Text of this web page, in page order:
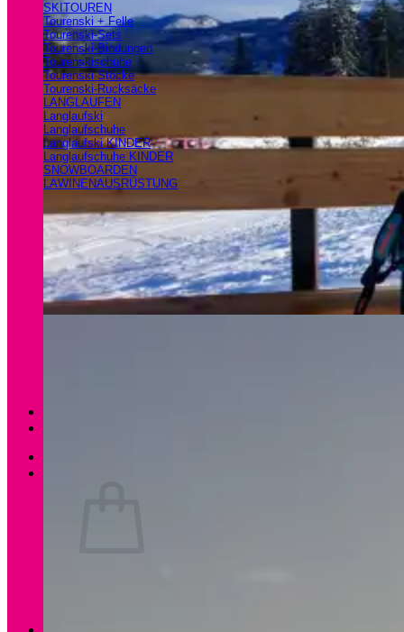
SKITOUREN
Tourenski + Felle
Tourenski-Sets
Tourenski-Bindungen
Tourenskischuhe
Tourenski Stöcke
Tourenski-Rucksäcke
LANGLAUFEN
Langlaufski
Langlaufschuhe
Langlaufski KINDER
Langlaufschuhe KINDER
SNOWBOARDEN
LAWINENAUSRÜSTUNG